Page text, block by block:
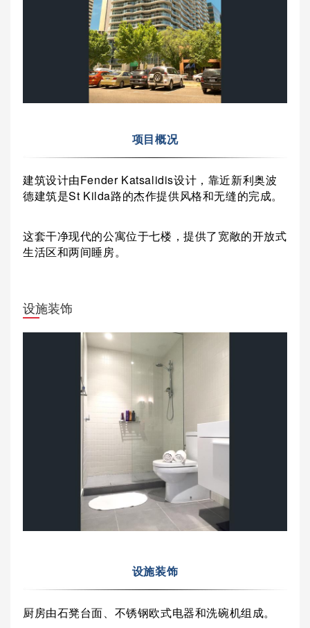
项目概况
建筑设计由Fender Katsalidis设计，靠近新利奥波
德建筑是St Kilda路的杰作提供风格和无缝的完成。
这套干净现代的公寓位于七楼，提供了宽敞的开放式
生活区和两间睡房。
设施装饰
设施装饰
厨房由石凳台面、不锈钢欧式电器和洗碗机组成。